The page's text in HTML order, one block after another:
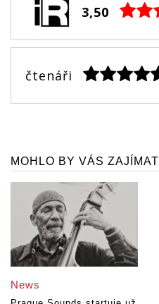
3,50
čtenáři
MOHLO BY VÁS ZAJÍMAT
News